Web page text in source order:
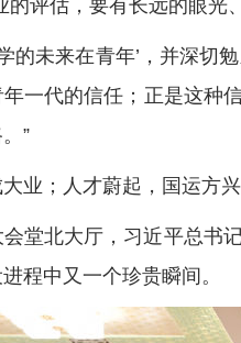
的评估，要有长远的眼光
未来在青年’，并深切勉
一代的信任；正是这种
”
；人才蔚起，国运方兴
北大厅，习近平总书记
程中又一个珍贵瞬间。